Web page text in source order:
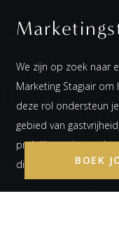
BOEK
We zijn op zoek naar
Marketing Stagiair
deze rol ondersteun
gebied van
praktijkervaring
digitale marketing.